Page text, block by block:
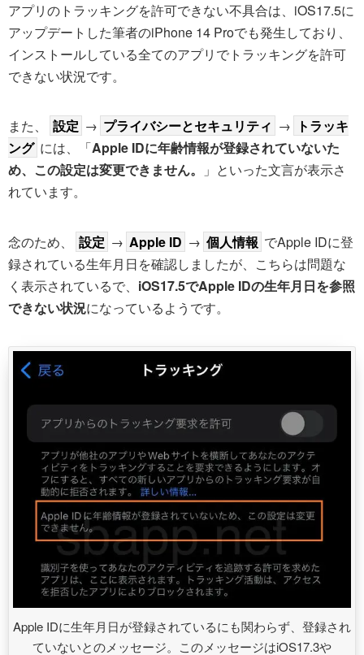
アプリのトラッキングを許可できない不具合は、iOS17.5に
アップデートした筆者のiPhone 14 Proでも発生しており、
インストールしている全てのアプリでトラッキングを許可
できない状況です。
また、 設定 → プライバシーとセキュリティ →
トラッキ
ング には、「Apple IDに年齢情報が登録されていないた
め、この設定は変更できません。
」といった文言が表示さ
れています。
念のため、 設定 → Apple ID → 個人情報 でApple IDに登
録されている生年月日を確認しましたが、こちらは問題な
く表示されているで、 iOS17.5でApple IDの生年月日を参照
できない状況になっているようです。
Apple IDに生年月日が登録されているにも関わらず、登録され
ていないとのメッセージ。このメッセージはiOS17.3や